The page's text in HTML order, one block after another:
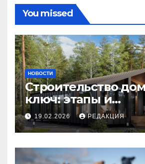
You missed
НОВОСТИ
Строительство
ключ: этапы и
планирование
19.02.2026 РЕДАКЦИЯ